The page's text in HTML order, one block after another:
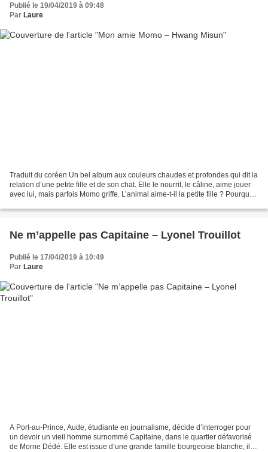
Publié le 19/04/2019 à 09:48
Par Laure
Traduit du coréen Un bel album aux couleurs chaudes et profondes qui dit la
relation d’une petite fille et de son chat. Elle le nourrit, le câline, aime jouer
avec lui, mais parfois Momo griffe. L’animal aime-t-il la petite fille ? Pourquoi
Ne m’appelle pas Capitaine – Lyonel Trouillot
Publié le 17/04/2019 à 10:49
Par Laure
A Port-au-Prince, Aude, étudiante en journalisme, décide d’interroger pour
un devoir un vieil homme surnommé Capitaine, dans le quartier défavorisé
de Morne Dédé. Elle est issue d’une grande famille bourgeoise blanche, il